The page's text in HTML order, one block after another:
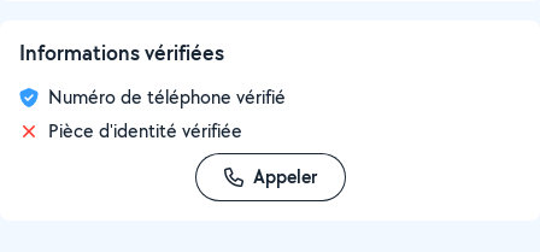
Informations vérifiées
Numéro de téléphone vérifié
Pièce d'identité vérifiée
Appeler